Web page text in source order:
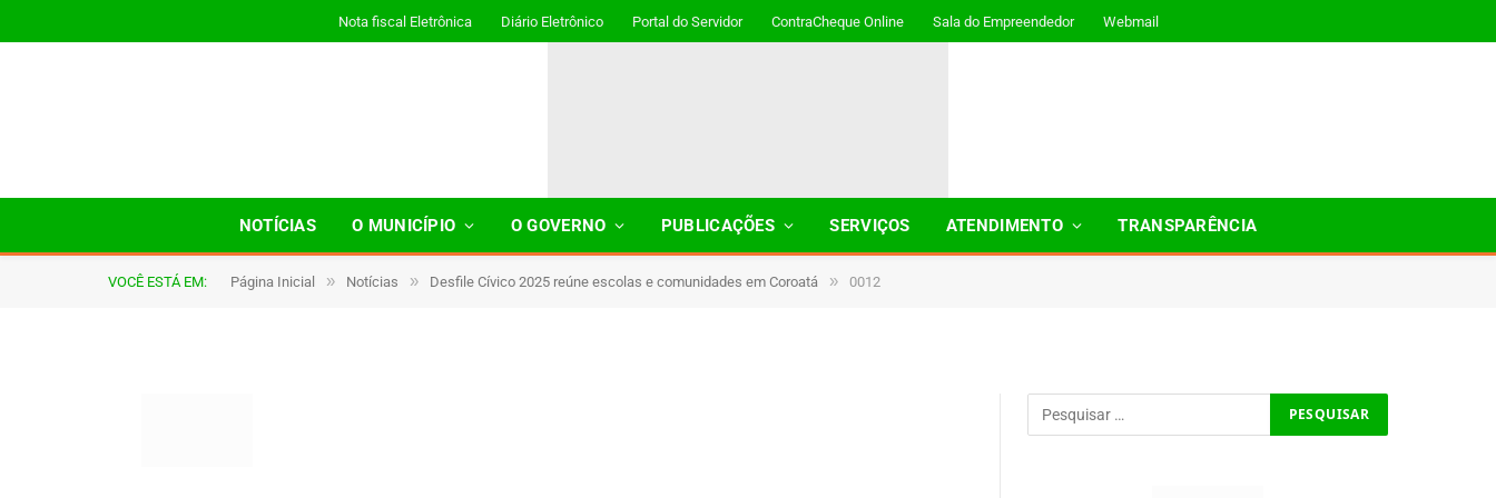
Nota fiscal Eletrônica Diário Eletrônico Portal do Servidor ContraCheque Online Sala do Empreendedor Webmail
NOTÍCIAS O MUNICÍPIO O GOVERNO PUBLICAÇÕES SERVIÇOS ATENDIMENTO TRANSPARÊNCIA
VOCÊ ESTÁ EM: Página Inicial » Notícias » Desfile Cívico 2025 reúne escolas e comunidades em Coroatá » 0012
TJHONEGRO